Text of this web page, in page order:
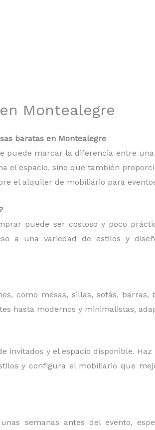
Montealegre
baratas en Montealegre
marcar la diferencia entre
el espacio, sino que también
el alquiler de mobiliario para
puede ser costoso y poco
a una variedad de estilos y
como mesas, sillas, sofás, barras,
hasta modernos y minimalistas,
invitados y el espacio disponible.
y configura el mobiliario que
semanas antes del evento,